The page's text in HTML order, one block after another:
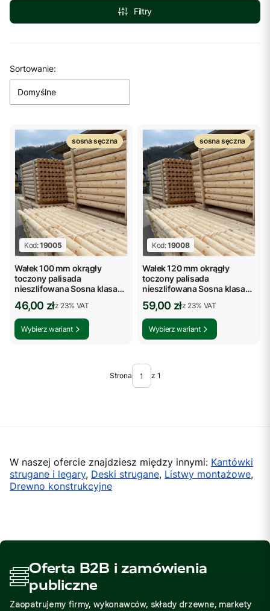
Filtry
Sortowanie:
Domyślne
Kod:19005
sosna sęczna
Wałek 100 mm okrągły
toczony palisada
nieszlifowana Sosna klasa
AB
Cena brutto
46,00 złz %s VAT
z 23% VAT
Wybierz wariant
Kod:19008
sosna sęczna
Wałek 120 mm okrągły
toczony palisada
nieszlifowana Sosna klasa
AB
Cena brutto
59,00 złz %s VAT
z 23% VAT
Wybierz wariant
Strona z 1
W naszej ofercie znajdziesz między innymi: Kantówki
strugane i legary, Deski strugane, Listwy montażowe,
Drewno konstrukcyjne
Oferta B2B i zamówienia
publiczne
Zaopatrujemy firmy, wykonawców, składy drzewne, markety